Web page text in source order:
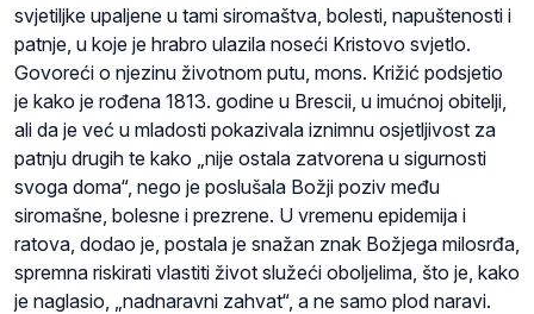
svjetiljke upaljene u tami siromaštva, bolesti, napuštenosti i
patnje, u koje je hrabro ulazila noseći Kristovo svjetlo.
Govoreći o njezinu životnom putu, mons. Križić podsjetio
je kako je rođena 1813. godine u Brescii, u imućnoj obitelji,
ali da je već u mladosti pokazivala iznimnu osjetljivost za
patnju drugih te kako „nije ostala zatvorena u sigurnosti
svoga doma“, nego je poslušala Božji poziv među
siromašne, bolesne i prezrene. U vremenu epidemija i
ratova, dodao je, postala je snažan znak Božjega milosrđa,
spremna riskirati vlastiti život služeći oboljelima, što je, kako
je naglasio, „nadnaravni zahvat“, a ne samo plod naravi.